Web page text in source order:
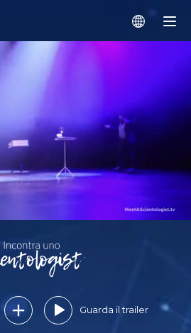
Guarda il trailer